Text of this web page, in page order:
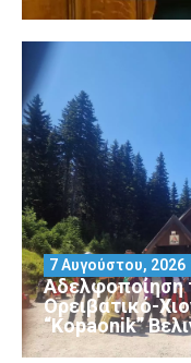
Αδελφοποίηση
Ορειβατικό-
“Kopaonik”
7 Αυγούστου, 2026